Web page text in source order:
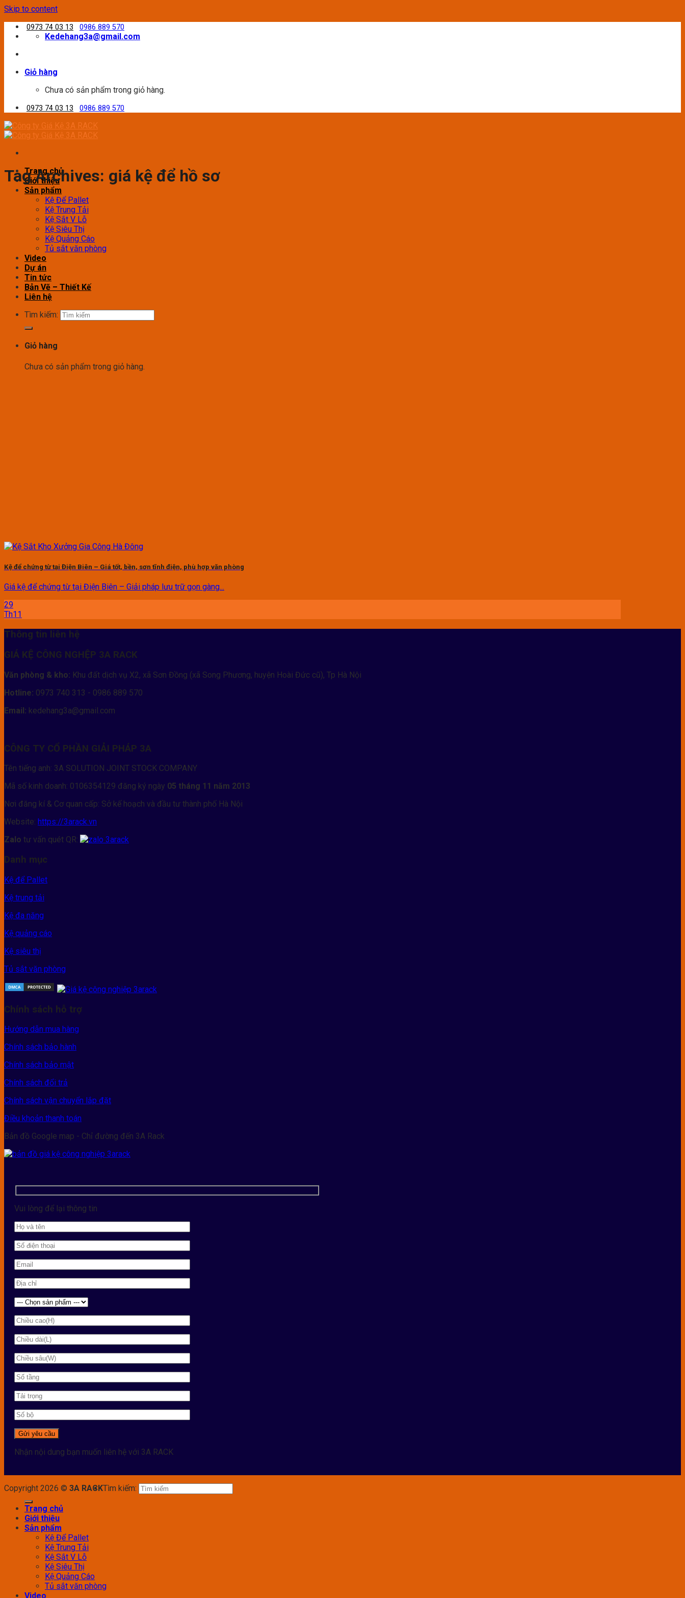
Skip to content
0973 74 03 13 0986 889 570
Kedehang3a@gmail.com
Giỏ hàng
Chưa có sản phẩm trong giỏ hàng.
0973 74 03 13 0986 889 570
Trang chủ
Giới thiệu
Sản phẩm
Kệ Để Pallet
Kệ Trung Tải
Kệ Sắt V Lỗ
Kệ Siêu Thị
Kệ Quảng Cáo
Tủ sắt văn phòng
Video
Dự án
Tin tức
Bản Vẽ – Thiết Kế
Liên hệ
Tìm kiếm:
Giỏ hàng
Chưa có sản phẩm trong giỏ hàng.
Tag Archives: giá kệ để hồ sơ
Kệ để chứng từ tại Điện Biên – Giá tốt, bền, sơn tĩnh điện, phù hợp văn phòng
Giá kệ để chứng từ tại Điện Biên – Giải pháp lưu trữ gọn gàng...
29
Th11
Thông tin liên hệ
GIÁ KỆ CÔNG NGHỆP 3A RACK
Văn phòng & kho: Khu đất dịch vụ X2, xã Sơn Đồng (xã Song Phương, huyện Hoài Đức cũ), Tp Hà Nội
Hotline: 0973 740 313 - 0986 889 570
Email: kedehang3a@gmail.com
CÔNG TY CỔ PHẦN GIẢI PHÁP 3A
Tên tiếng anh: 3A SOLUTION JOINT STOCK COMPANY
Mã số kinh doanh: 0106354129 đăng ký ngày 05 tháng 11 năm 2013
Nơi đăng kí & Cơ quan cấp: Sở kế hoạch và đầu tư thành phố Hà Nội
Website: https://3arack.vn
Zalo tư vấn quét QR:
Danh mục
Kệ để Pallet
Kệ trung tải
Kệ đa năng
Kệ quảng cáo
Kệ siêu thị
Tủ sắt văn phòng
Chính sách hỗ trợ
Hướng dẫn mua hàng
Chính sách bảo hành
Chính sách bảo mật
Chính sách đổi trả
Chính sách vận chuyển lắp đặt
Điều khoản thanh toán
Bản đồ Google map - Chỉ đường đến 3A Rack
Vui lòng để lại thông tin
Nhận nội dung bạn muốn liên hệ với 3A RACK
Copyright 2026 © 3A RACKTìm kiếm:
Trang chủ
Giới thiệu
Sản phẩm
Kệ Để Pallet
Kệ Trung Tải
Kệ Sắt V Lỗ
Kệ Siêu Thị
Kệ Quảng Cáo
Tủ sắt văn phòng
Video